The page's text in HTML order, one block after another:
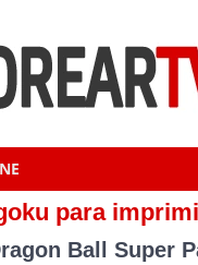
para
Ball Super